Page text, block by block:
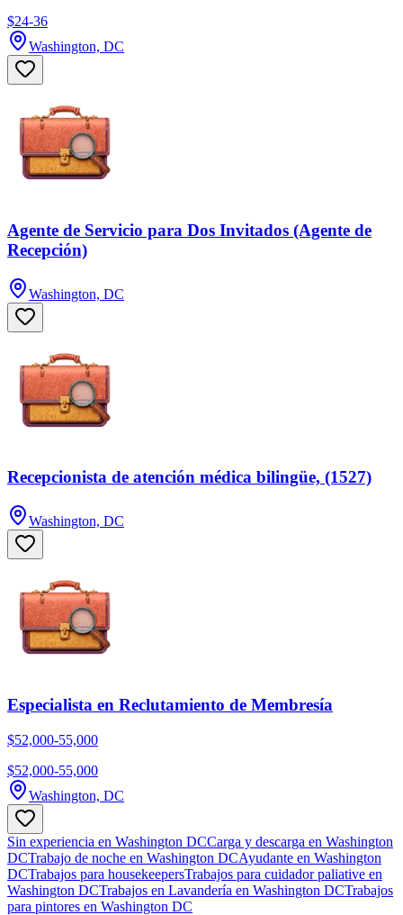
$24-36
Washington, DC
Agente de Servicio para Dos Invitados (Agente de
Recepción)
Washington, DC
Recepcionista de atención médica bilingüe, (1527)
Washington, DC
Especialista en Reclutamiento de Membresía
$52,000-55,000
$52,000-55,000
Washington, DC
Sin experiencia en Washington DCCarga y descarga en Washington
DCTrabajo de noche en Washington DCAyudante en Washington
DCTrabajos para housekeepersTrabajos para cuidador paliative en
Washington DCTrabajos en Lavandería en Washington DCTrabajos
para pintores en Washington DC